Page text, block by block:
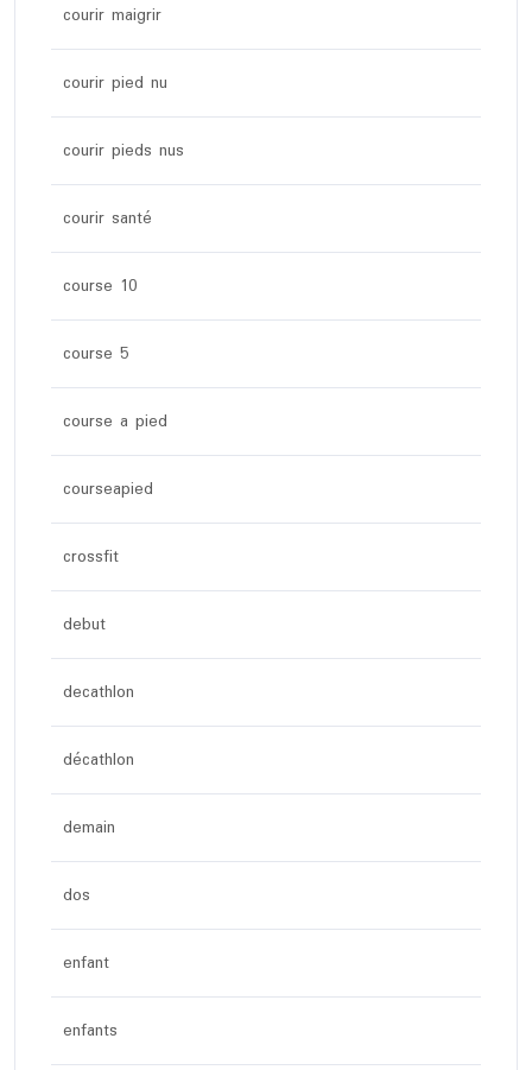
courir maigrir
courir pied nu
courir pieds nus
courir santé
course 10
course 5
course a pied
courseapied
crossfit
debut
decathlon
décathlon
demain
dos
enfant
enfants